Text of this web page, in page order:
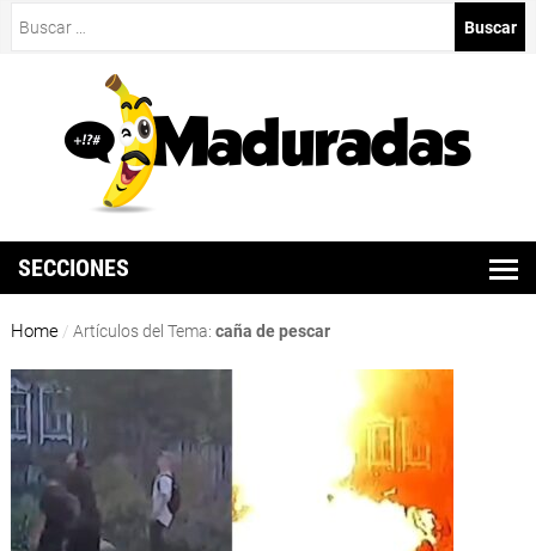
SECCIONES
Home / Artículos del Tema: caña de pescar